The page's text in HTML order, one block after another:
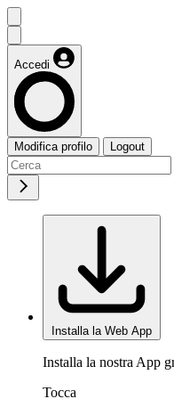
Accedi
Modifica profilo Logout
Installa la Web App
Installa la nostra App
Tocca